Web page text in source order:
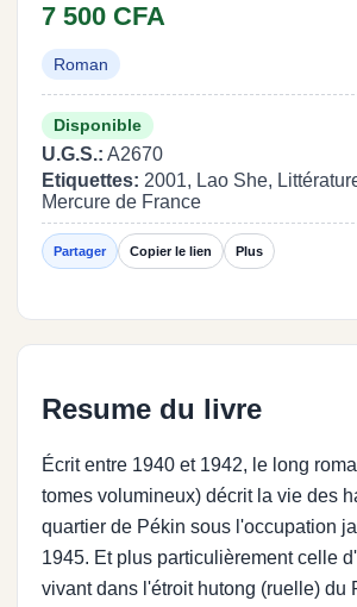
7 500 CFA
Roman
Disponible
U.G.S.: A2670
Etiquettes: 2001, Lao She,
Mercure de France
Partager Copier le lien Plus
Resume du livre
Écrit entre 1940 et 1942, le long
tomes volumineux) décrit la vie des
quartier de Pékin sous l'occupation
1945. Et plus particulièrement celle
vivant dans l'étroit hutong (ruelle) du